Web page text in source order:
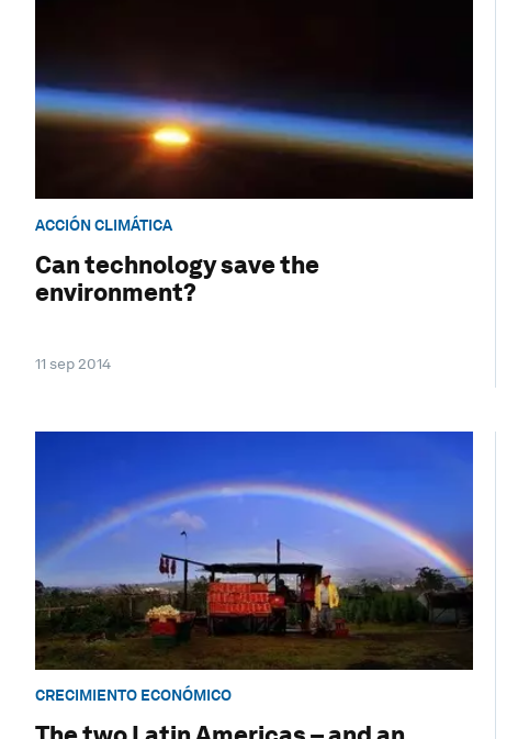
ACCIÓN CLIMÁTICA
Can technology save the
environment?
11 sep 2014
CRECIMIENTO ECONÓMICO